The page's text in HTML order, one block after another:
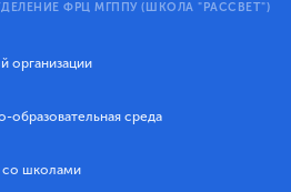
ФРЦ МГППУ (ШКОЛА "РАССВЕТ")
организации
среда
школами